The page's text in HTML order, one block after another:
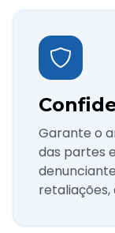
Garante o
das partes